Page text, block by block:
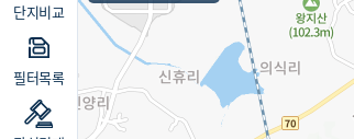
단지비교
필터목록